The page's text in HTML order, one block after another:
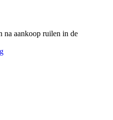
na aankoop ruilen in de